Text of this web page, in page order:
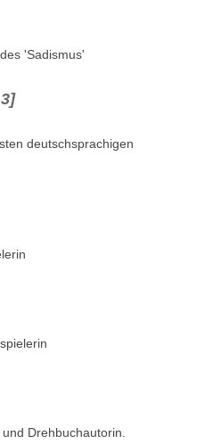
'Sadismus'
deutschsprachigen
Drehbuchautorin.